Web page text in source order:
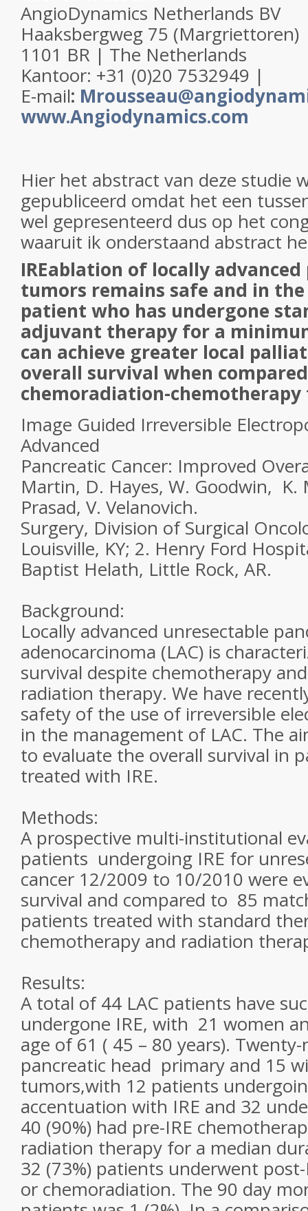
AngioDynamics Netherlands BV
Haaksbergweg 75
1101 BR | The Netherlands
Kantoor: +31 (0)20 7532949 |
E-mail:
www.Angiodynamics.com
Hier het abstract van deze studie
gepubliceerd omdat het een
wel gepresenteerd dus op het
waaruit ik onderstaand abstract
IREablation of locally
tumors remains safe and in
patient who has undergone
adjuvant therapy for a
can achieve greater local
overall survival when
chemoradiation-
Image Guided Irreversible
Advanced
Pancreatic Cancer: Improved
Martin, D. Hayes, W. Goodwin, K.
Prasad, V. Velanovich.
Surgery, Division of Surgical
Louisville, KY; 2. Henry Ford
Baptist Helath, Little Rock, AR.
Background:
Locally advanced unresectable
adenocarcinoma (LAC) is
survival despite chemotherapy
radiation therapy. We have
safety of the use of irreversible
in the management of LAC. The
to evaluate the overall survival in
treated with IRE.
Methods:
A prospective multi-institutional
patients undergoing IRE for
cancer 12/2009 to 10/2010 were
survival and compared to 85
patients treated with standard
chemotherapy and radiation
Results:
A total of 44 LAC patients have
undergone IRE, with 21 women
age of 61 ( 45 – 80 years).
pancreatic head primary and 15
tumors,with 12 patients
accentuation with IRE and 32
40 (90%) had pre-IRE
radiation therapy for a median
32 (73%) patients underwent
or chemoradiation. The 90 day